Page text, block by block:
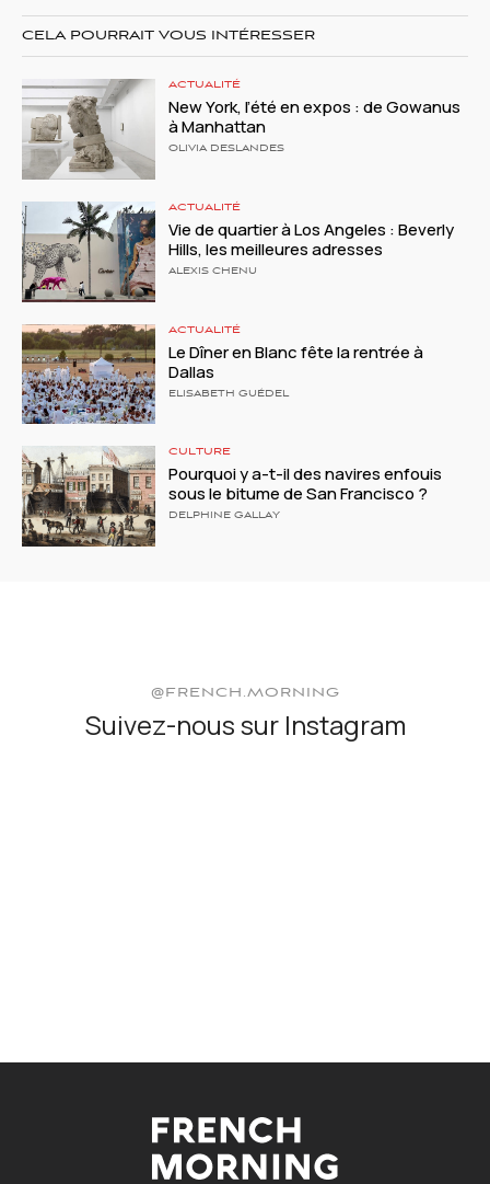
CELA POURRAIT VOUS INTÉRESSER
ACTUALITÉ
New York, l’été en expos : de Gowanus
à Manhattan
OLIVIA DESLANDES
ACTUALITÉ
Vie de quartier à Los Angeles : Beverly
Hills, les meilleures adresses
ALEXIS CHENU
ACTUALITÉ
Le Dîner en Blanc fête la rentrée à
Dallas
ELISABETH GUÉDEL
CULTURE
Pourquoi y a-t-il des navires enfouis
sous le bitume de San Francisco ?
DELPHINE GALLAY
@FRENCH.MORNING
Suivez-nous sur Instagram